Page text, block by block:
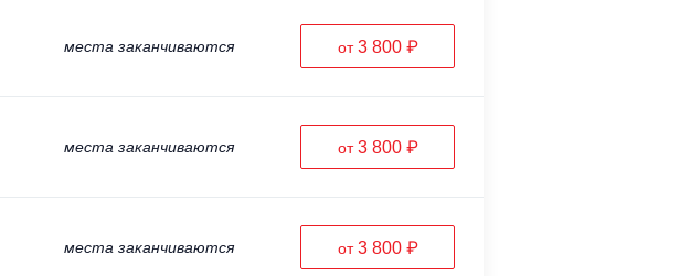
места заканчиваются от3 800 ₽
места заканчиваются от3 800 ₽
места заканчиваются от3 800 ₽